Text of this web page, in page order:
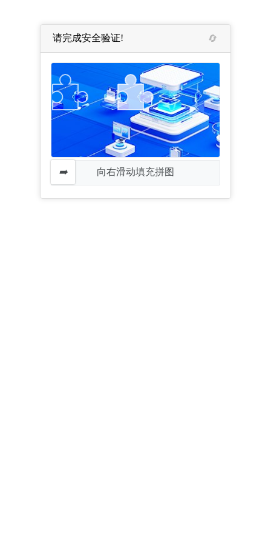
请完成安全验证!
向右滑动填充拼图